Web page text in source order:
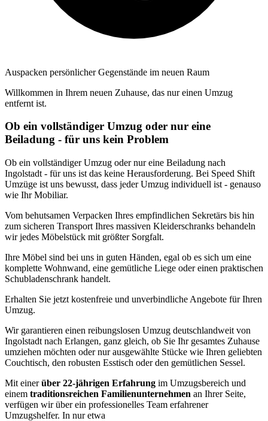
Auspacken persönlicher Gegenstände im neuen Raum
Willkommen in Ihrem neuen Zuhause, das nur einen Umzug
entfernt ist.
Ob ein vollständiger Umzug oder nur eine
Beiladung - für uns kein Problem
Ob ein vollständiger Umzug oder nur eine Beiladung nach
Ingolstadt - für uns ist das keine Herausforderung. Bei Speed Shift
Umzüge ist uns bewusst, dass jeder Umzug individuell ist - genauso
wie Ihr Mobiliar.
Vom behutsamen Verpacken Ihres empfindlichen Sekretärs bis hin
zum sicheren Transport Ihres massiven Kleiderschranks behandeln
wir jedes Möbelstück mit größter Sorgfalt.
Ihre Möbel sind bei uns in guten Händen, egal ob es sich um eine
komplette Wohnwand, eine gemütliche Liege oder einen praktischen
Schubladenschrank handelt.
Erhalten Sie jetzt kostenfreie und unverbindliche Angebote für Ihren
Umzug.
Wir garantieren einen reibungslosen Umzug deutschlandweit von
Ingolstadt nach Erlangen, ganz gleich, ob Sie Ihr gesamtes Zuhause
umziehen möchten oder nur ausgewählte Stücke wie Ihren geliebten
Couchtisch, den robusten Esstisch oder den gemütlichen Sessel.
Mit einerüber 22-jährigen Erfahrung im Umzugsbereich und
einem traditionsreichen Familienunternehmen an Ihrer Seite,
verfügen wir über ein professionelles Team erfahrener
Umzugshelfer. In nur etwa